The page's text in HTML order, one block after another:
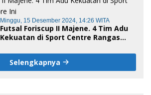
Minggu, 15 Desember 2024, 14:26 WITA
Futsal Foriscup II Majene. 4 Tim Adu
Kekuatan di Sport Centre Rangas
Selengkapnya